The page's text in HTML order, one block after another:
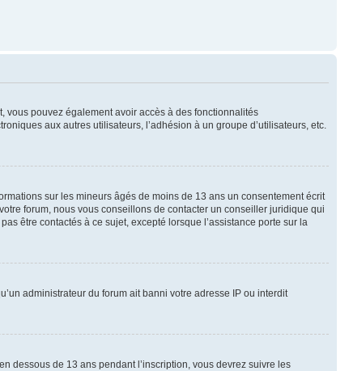
vous pouvez également avoir accès à des fonctionnalités
aux autres utilisateurs, l’adhésion à un groupe d’utilisateurs, etc.
sur les mineurs âgés de moins de 13 ans un consentement écrit
forum, nous vous conseillons de contacter un conseiller juridique qui
être contactés à ce sujet, excepté lorsque l’assistance porte sur la
administrateur du forum ait banni votre adresse IP ou interdit
dessous de 13 ans pendant l’inscription, vous devrez suivre les